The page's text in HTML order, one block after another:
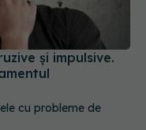
și impulsive.